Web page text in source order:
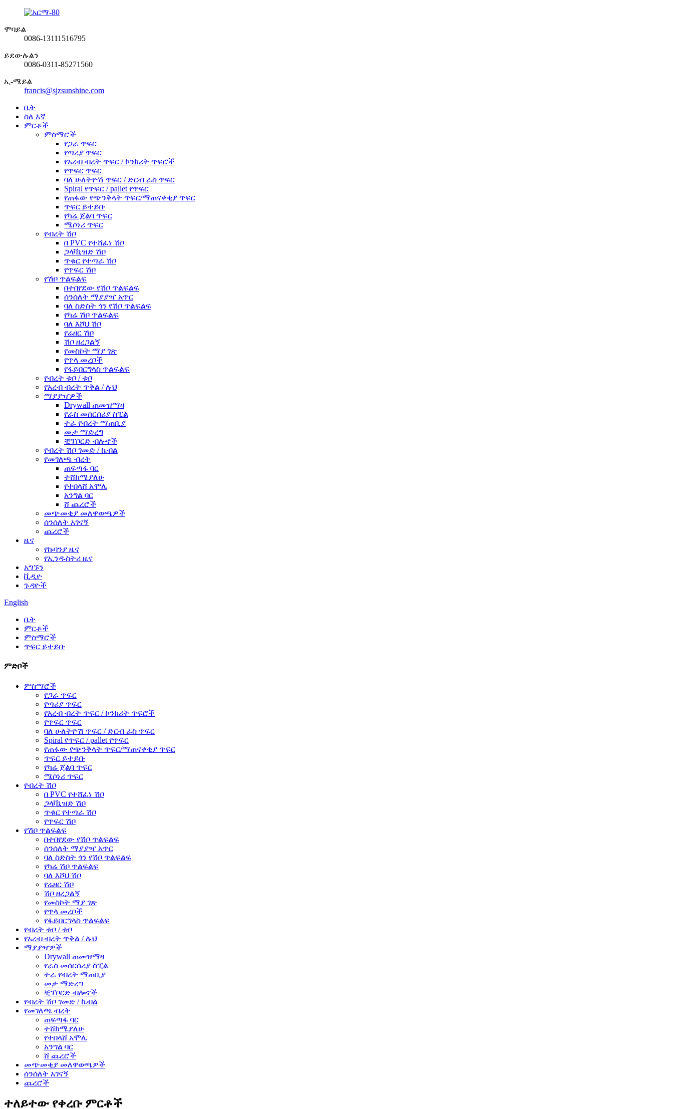
ሞባይል
0086-13111516795
ይደውሉልን
0086-0311-85271560
ኢ-ሜይል
francis@sjzsunshine.com
ቤት
ስለ እኛ
ምርቶች
ምስማሮች
የጋራ ጥፍር
የጣሪያ ጥፍር
የአረብ ብረት ጥፍር / ኮንክሪት ጥፍሮች
የጥፍር ጥፍር
ባለ ሁለትዮሽ ጥፍር / ድርብ ራስ ጥፍር
Spiral የጥፍር / pallet የጥፍር
የጠፋው የጭንቅላት ጥፍር/ማጠናቀቂያ ጥፍር
ጥፍር ይተይቡ
የካሬ ጀልባ ጥፍር
ሜሶነሪ ጥፍር
የብረት ሽቦ
በ PVC የተሸፈነ ሽቦ
ጋላቫኒዝድ ሽቦ
ጥቁር የተጣራ ሽቦ
የጥፍር ሽቦ
የሽቦ ጥልፍልፍ
በተበየደው የሽቦ ጥልፍልፍ
ሰንሰለት ማያያዣ አጥር
ባለ ስድስት ጎን የሽቦ ጥልፍልፍ
የካሬ ሽቦ ጥልፍልፍ
ባለ እሾህ ሽቦ
የሬዘር ሽቦ
ሽቦ ዘረጋልኝ
የመስኮት ማያ ገጽ
የጥላ መረቦች
የፋይበርግላስ ጥልፍልፍ
የብረት ቱቦ / ቱቦ
የአረብ ብረት ጥቅል / ሉህ
ማያያዣዎች
Drywall ጠመዝማዛ
የራስ መሰርሰሪያ ስፒል
ተራ የብረት ማጠቢያ
መታ ማድረግ
ቺፕቦርድ ብሎኖች
የብረት ሽቦ ገመድ / ኬብል
የመገለጫ ብረት
ጠፍጣፋ ባር
ተሸክሜያለሁ
የተበላሸ አሞሌ
አንግል ባር
ሸ ጨረሮች
መጭመቂያ መለዋወጫዎች
ሰንሰለት አገናኝ
ጨረሮች
ዜና
የኩባንያ ዜና
የኢንዱስትሪ ዜና
አግኙን
ቪዲዮ
ጉዳዮች
English
ቤት
ምርቶች
ምስማሮች
ጥፍር ይተይቡ
ምድቦች
ምስማሮች
የጋራ ጥፍር
የጣሪያ ጥፍር
የአረብ ብረት ጥፍር / ኮንክሪት ጥፍሮች
የጥፍር ጥፍር
ባለ ሁለትዮሽ ጥፍር / ድርብ ራስ ጥፍር
Spiral የጥፍር / pallet የጥፍር
የጠፋው የጭንቅላት ጥፍር/ማጠናቀቂያ ጥፍር
ጥፍር ይተይቡ
የካሬ ጀልባ ጥፍር
ሜሶነሪ ጥፍር
የብረት ሽቦ
በ PVC የተሸፈነ ሽቦ
ጋላቫኒዝድ ሽቦ
ጥቁር የተጣራ ሽቦ
የጥፍር ሽቦ
የሽቦ ጥልፍልፍ
በተበየደው የሽቦ ጥልፍልፍ
ሰንሰለት ማያያዣ አጥር
ባለ ስድስት ጎን የሽቦ ጥልፍልፍ
የካሬ ሽቦ ጥልፍልፍ
ባለ እሾህ ሽቦ
የሬዘር ሽቦ
ሽቦ ዘረጋልኝ
የመስኮት ማያ ገጽ
የጥላ መረቦች
የፋይበርግላስ ጥልፍልፍ
የብረት ቱቦ / ቱቦ
የአረብ ብረት ጥቅል / ሉህ
ማያያዣዎች
Drywall ጠመዝማዛ
የራስ መሰርሰሪያ ስፒል
ተራ የብረት ማጠቢያ
መታ ማድረግ
ቺፕቦርድ ብሎኖች
የብረት ሽቦ ገመድ / ኬብል
የመገለጫ ብረት
ጠፍጣፋ ባር
ተሸክሜያለሁ
የተበላሸ አሞሌ
አንግል ባር
ሸ ጨረሮች
መጭመቂያ መለዋወጫዎች
ሰንሰለት አገናኝ
ጨረሮች
ተለይተው የቀረቡ ምርቶች